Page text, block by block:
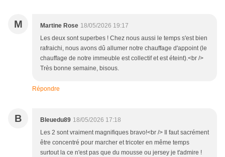
M Martine Rose 18/05/2026 19:17
Les deux sont superbes ! Chez nous aussi le temps s'est bien
rafraichi, nous avons dû allumer notre chauffage d'appoint (le
chauffage de notre immeuble est collectif et est éteint).<br />
Très bonne semaine, bisous.
Répondre
B Bleuedu89 18/05/2026 17:18
Les 2 sont vraiment magnifiques bravo!<br /> Il faut sacrément
être concentré pour marcher et tricoter en même temps
surtout la ce n'est pas que du mousse ou jersey je t'admire !